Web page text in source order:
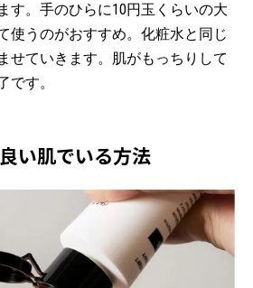
す。手のひらに10円玉くらいの大
使うのがおすすめ。化粧水と同じ
せていきます。肌がもっちりして
です。
い肌でいる方法